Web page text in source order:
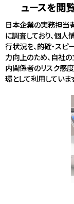
ュースを閲
日本企業の実務担当
に調査しており、個
行状況を、的確・スピ
力向上のため、自社
内関係者のリスク感
環として利用していま